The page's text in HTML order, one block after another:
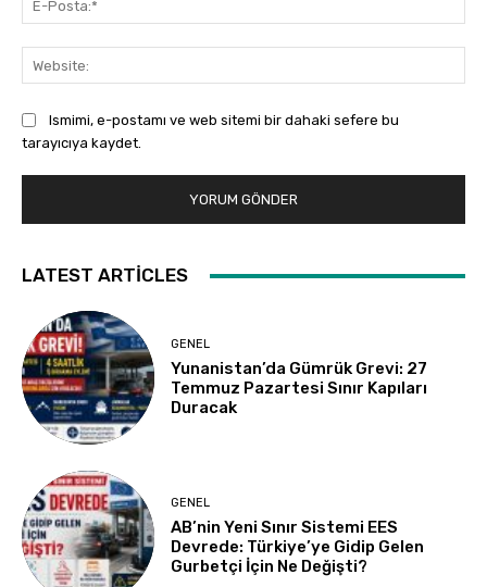
Ismimi, e-postamı ve web sitemi bir dahaki sefere bu
tarayıcıya kaydet.
LATEST ARTICLES
GENEL
Yunanistan’da Gümrük Grevi: 27
Temmuz Pazartesi Sınır Kapıları
Duracak
GENEL
AB’nin Yeni Sınır Sistemi EES
Devrede: Türkiye’ye Gidip Gelen
Gurbetçi İçin Ne Değişti?